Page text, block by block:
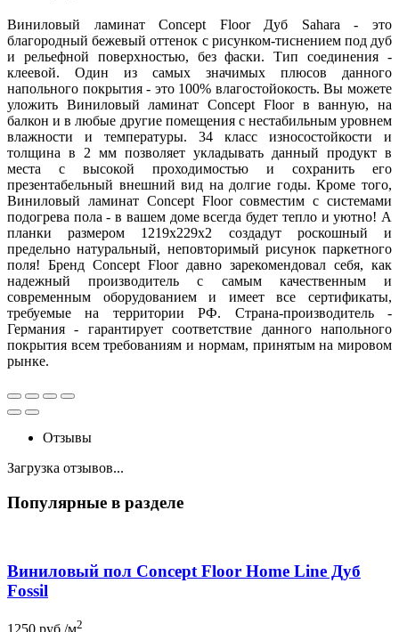
Виниловый ламинат Concept Floor Дуб Sahara - это
благородный бежевый оттенок с рисунком-тиснением под дуб
и рельефной поверхностью, без фаски. Тип соединения -
клеевой. Один из самых значимых плюсов данного
напольного покрытия - это 100% влагостойокость. Вы можете
уложить Виниловый ламинат Concept Floor в ванную, на
балкон и в любые другие помещения с нестабильным уровнем
влажности и температуры. 34 класс износостойкости и
толщина в 2 мм позволяет укладывать данный продукт в
места с высокой проходимостью и сохранить его
презентабельный внешний вид на долгие годы. Кроме того,
Виниловый ламинат Concept Floor совместим с системами
подогрева пола - в вашем доме всегда будет тепло и уютно! А
планки размером 1219x229x2 создадут роскошный и
предельно натуральный, неповторимый рисунок паркетного
поля! Бренд Concept Floor давно зарекомендовал себя, как
надежный производитель с самым качественным и
современным оборудованием и имеет все сертификаты,
требуемые на территории РФ. Страна-производитель -
Германия - гарантирует соответствие данного напольного
покрытия всем требованиям и нормам, принятым на мировом
рынке.
Отзывы
Загрузка отзывов...
Популярные в разделе
Виниловый пол Concept Floor Home Line Дуб
Fossil
2